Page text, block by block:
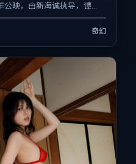
公映，由新海诚执导，谭
昊等主演。把城市当作角色
奇幻